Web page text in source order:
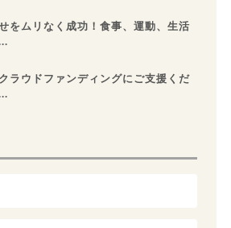
をムリなく成功！食事、運動、生活
クラウドファンディングにご支援くだ